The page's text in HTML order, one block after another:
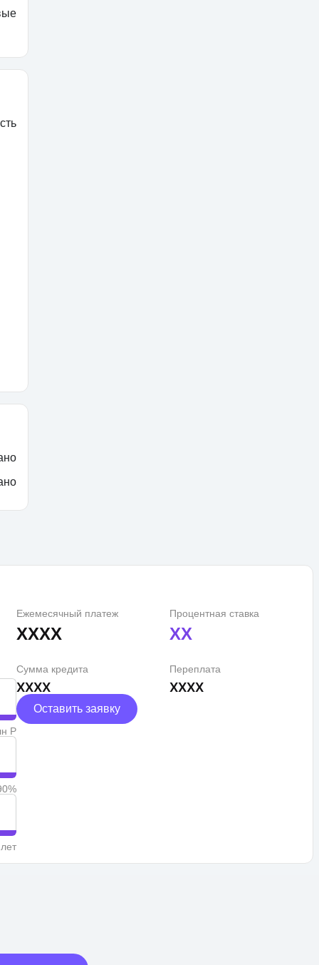
Р
Ежемесячный платеж
XXXX
Процентная ставка
XX
Сумма кредита
XXXX
Переплата
XXXX
Оставить заявку